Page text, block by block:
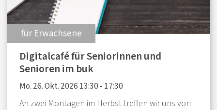
für Erwachsene
Digitalcafé für Seniorinnen und
Senioren im buk
Mo. 26. Okt. 2026 13:30 - 17:30
An zwei Montagen im Herbst treffen wir uns von